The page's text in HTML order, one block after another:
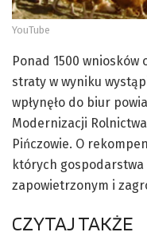
YouTube
Ponad 1500
straty w wyniku
wpłynęło do biur
Modernizacji
Pińczowie. O
których gospodarstwa
zapowietrzonym i
CZYTAJ TAKŻE